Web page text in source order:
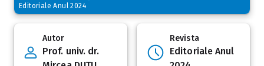
Editoriale Anul 2024
Autor
Prof. univ. dr.
Revista
Editoriale Anul